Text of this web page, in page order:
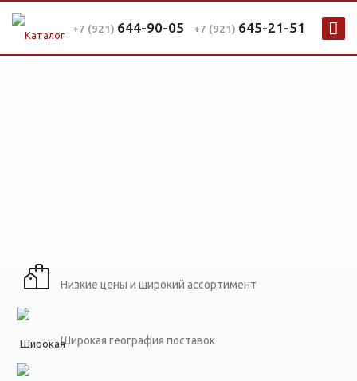
+7 (921) 644-90-05 +7 (921) 645-21-51
Низкие цены и широкий ассортимент
Широкая география поставок